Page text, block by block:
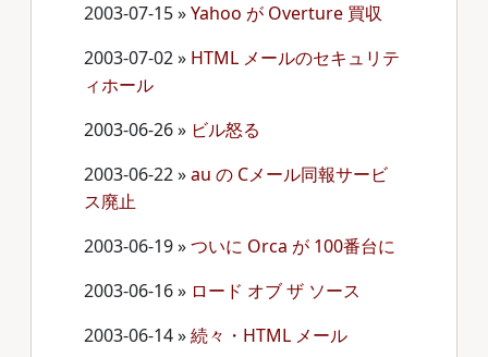
2003-07-15»Yahoo が Overture 買収
2003-07-02» HTML メールのセキュリテ
ィホール
2003-06-26» ビル怒る
2003-06-22»au の Cメール同報サービ
ス廃止
2003-06-19»ついに Orca が 100番台に
2003-06-16» ロード オブ ザ ソース
2003-06-14»続々・HTML メール